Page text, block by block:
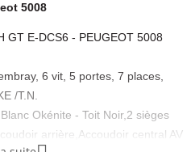
5008
GT E-DCS6 - PEUGEOT 5008
6 vit, 5 portes, 7 places,
/T.N.
Okénite - Toit Noir,2 sièges
arrière,Accoudoir central AV